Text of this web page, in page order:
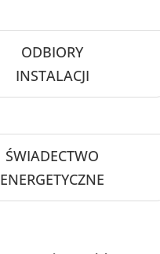
ODBIORY
INSTALACJI
ŚWIADECTWO
ENERGETYCZNE